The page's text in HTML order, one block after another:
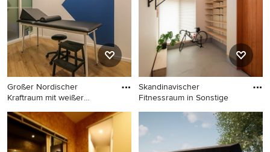
Großer Nordischer
Kraftraum mit weißer
Großer Nordischer Kraftraum
mit weißer Wandfarbe,
Vinylboden und beigem
Skandinavischer
Fitnessraum in Sonstige
Skandinavischer Fitnessraum
in Sonstige